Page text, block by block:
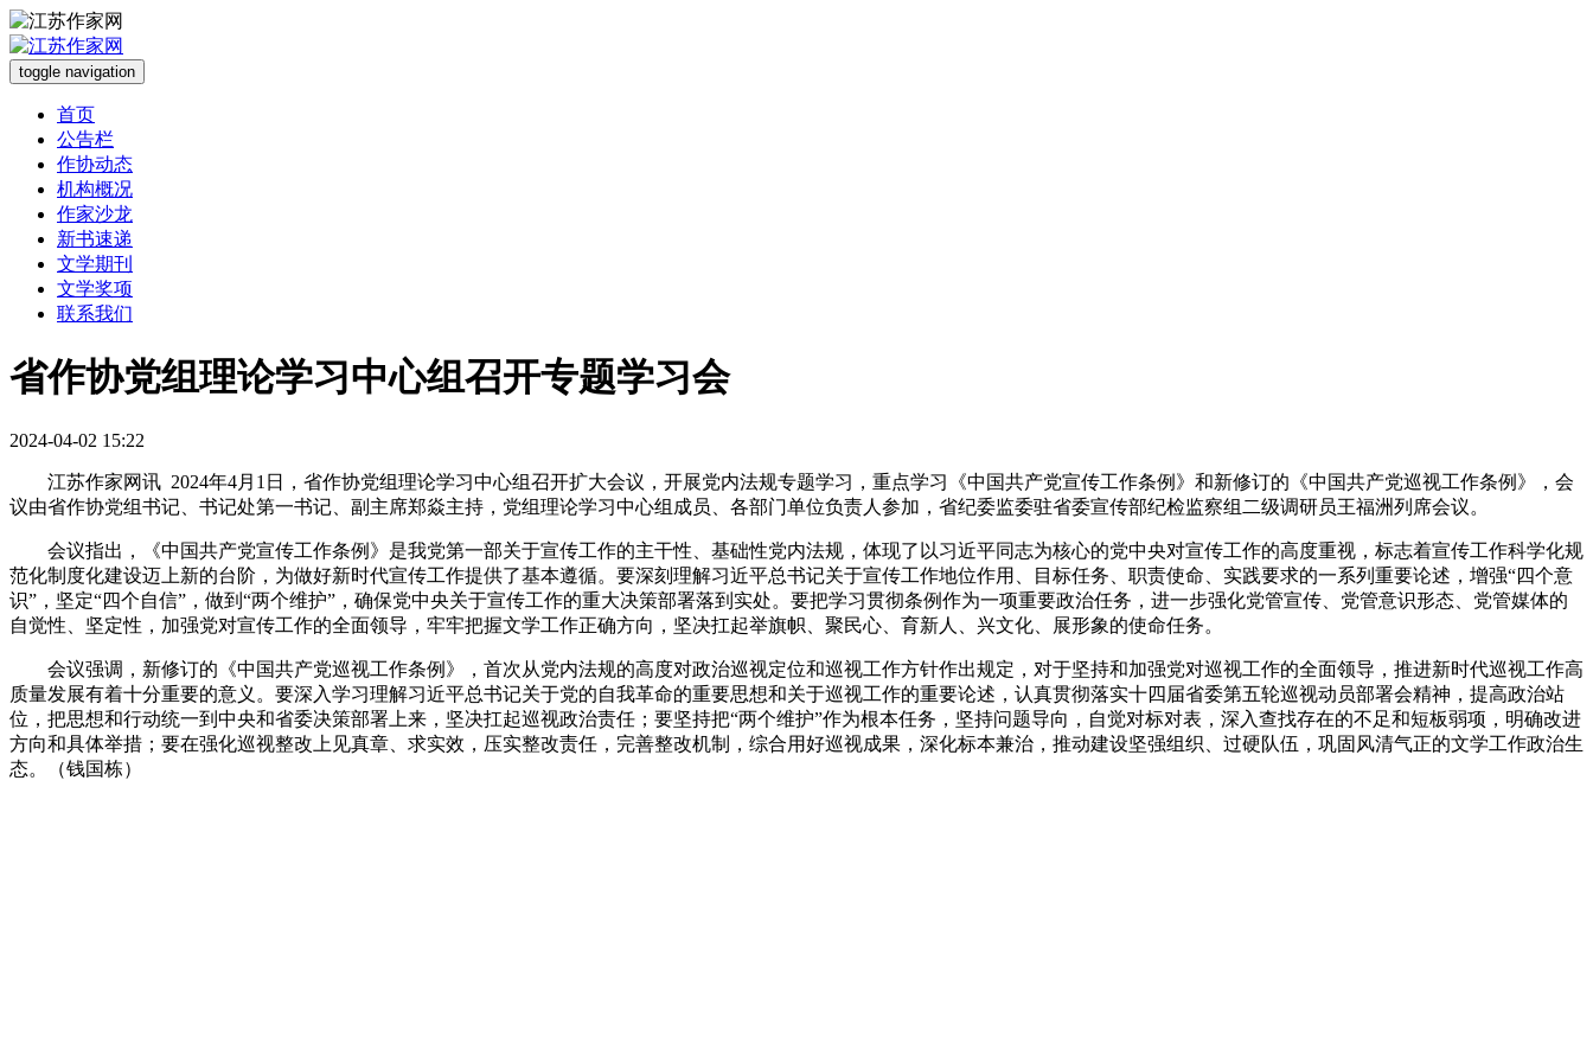
toggle navigation
首页
公告栏
作协动态
机构概况
作家沙龙
新书速递
文学期刊
文学奖项
联系我们
省作协党组理论学习中心组召开专题学习会
2024-04-02 15:22
江苏作家网讯 2024年4月1日，省作协党组理论学习中心组召开扩大会议 ，开展党内法规专题学习，重点学习《中国共产党宣传工作条例》和新修订的《中国共产党巡视工作条例》，会
议由省作协党组书记、书记处第一书记、副主席郑焱主持，党组理论学习中心组成员、各部门单位负责人参加，省纪委监委驻省委宣传部纪检监察组二级调研员王福洲列席会议。
会议指出，《中国共产党宣传工作条例》 是我党第一部关于宣传工作的主干性、基础性党内法规 ，体现了以习近平同志为核心的党中央对宣传工作的高度重视，标志着宣传工作科学化规
范化制度化建设迈上新的台阶， 为做好新时代宣传工作提供了基本遵循。要深刻理解习近平总书记关于宣传工作地位作用、目标任务、职责使命、实践要求的一系列重要论述，增强“四个意
识”，坚定“四个自信”，做到“两个维护”，确保党中央关于宣传工作的重大决策部署落到实处。要把学习贯彻条例作为一项重要政治任务，进一步强化党管宣传、党管意识形态、党管媒体的
自觉性
坚定性，加强党对宣传工作的全面领导，牢牢把握文学工作正确方向，坚决扛起举旗帜、聚民心、育新人、兴文化、展形象的使命任务。
会议强调，新修订的《中国共产党巡视工作条例》，首次从党内法规的高度对政治巡视定位和巡视工作方针作出规定，对于坚持和加强党对巡视工作的全面领导，推进新时代巡视工作高
质量发展有着十分重要的意义。要深入学习理解习近平总书记关于党的自我革命的重要思想和关于巡视工作的重要论述，认真贯彻落实十四届省委第五轮巡视动员部署会精神，提高政治站
位，把思想和行动统一到中央和省委决策部署上来，坚决扛起巡视政治责任；要坚持把“两个维护”作为根本任务，坚持问题导向，自觉对标对表，深入查找存在的不足和短板弱项，明确改进
方向和具体举措；要在强化巡视整改上见真章、求实效，压实整改责任，完善整改机制，综合用好巡视成果，深化标本兼治，推动建设坚强组织、过硬队伍，巩固风清气正的文学工作政治生
态。
（钱国栋）